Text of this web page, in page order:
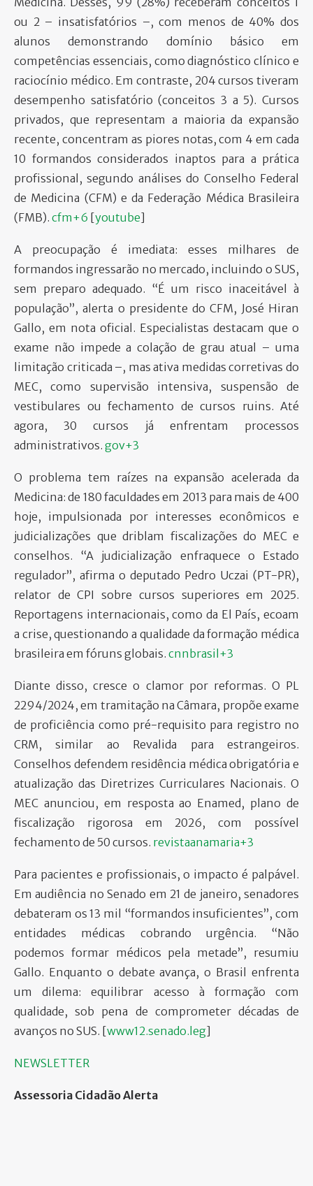
ou 2 – insatisfatórios –, com menos de 40% dos
alunos demonstrando domínio básico em
competências essenciais, como diagnóstico clínico e
raciocínio médico. Em contraste, 204 cursos tiveram
desempenho satisfatório (conceitos 3 a 5). Cursos
privados, que representam a maioria da expansão
recente, concentram as piores notas, com 4 em cada
10 formandos considerados inaptos para a prática
profissional, segundo análises do Conselho Federal
de Medicina (CFM) e da Federação Médica Brasileira
(FMB). cfm+6 [youtube]​
A preocupação é imediata: esses milhares de
formandos ingressarão no mercado, incluindo o SUS,
sem preparo adequado. “É um risco inaceitável à
população”, alerta o presidente do CFM, José Hiran
Gallo, em nota oficial. Especialistas destacam que o
exame não impede a colação de grau atual – uma
limitação criticada –, mas ativa medidas corretivas do
MEC, como supervisão intensiva, suspensão de
vestibulares ou fechamento de cursos ruins. Até
agora, 30 cursos já enfrentam processos
administrativos. gov+3
O problema tem raízes na expansão acelerada da
Medicina: de 180 faculdades em 2013 para mais de 400
hoje, impulsionada por interesses econômicos e
judicializações que driblam fiscalizações do MEC e
conselhos. “A judicialização enfraquece o Estado
regulador”, afirma o deputado Pedro Uczai (PT-PR),
relator de CPI sobre cursos superiores em 2025.
Reportagens internacionais, como da El País, ecoam
a crise, questionando a qualidade da formação médica
brasileira em fóruns globais. cnnbrasil+3
Diante disso, cresce o clamor por reformas. O PL
2294/2024, em tramitação na Câmara, propõe exame
de proficiência como pré-requisito para registro no
CRM, similar ao Revalida para estrangeiros.
Conselhos defendem residência médica obrigatória e
atualização das Diretrizes Curriculares Nacionais. O
MEC anunciou, em resposta ao Enamed, plano de
fiscalização rigorosa em 2026, com possível
fechamento de 50 cursos. revistaanamaria+3
Para pacientes e profissionais, o impacto é palpável.
Em audiência no Senado em 21 de janeiro, senadores
debateram os 13 mil “formandos insuficientes”, com
entidades médicas cobrando urgência. “Não
podemos formar médicos pela metade”, resumiu
Gallo. Enquanto o debate avança, o Brasil enfrenta
um dilema: equilibrar acesso à formação com
qualidade, sob pena de comprometer décadas de
avanços no SUS. [www12.senado.leg]​
NEWSLETTER
Assessoria Cidadão Alerta